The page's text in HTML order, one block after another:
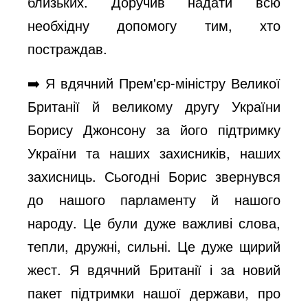
необхідну допомогу тим, хто
постраждав.
➡️ Я вдячний Прем'єр-міністру Великої
Британії й великому другу України
Борису Джонсону за його підтримку
України та наших захисників, наших
захисниць. Сьогодні Борис звернувся
до нашого парламенту й нашого
народу. Це були дуже важливі слова,
тепли, дружні, сильні. Це дуже щирий
жест. Я вдячний Британії і за новий
пакет підтримки нашої держави, про